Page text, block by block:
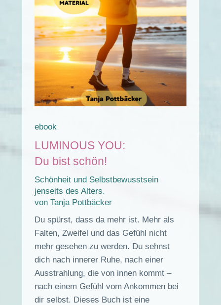
ebook
LUMINOUS YOU:
Du bist schön!
Schönheit und Selbstbewusstsein
jenseits des Alters.
von Tanja Pottbäcker
Du spürst, dass da mehr ist. Mehr als
Falten, Zweifel und das Gefühl nicht
mehr gesehen zu werden. Du sehnst
dich nach innerer Ruhe, nach einer
Ausstrahlung, die von innen kommt –
nach einem Gefühl vom Ankommen bei
dir selbst. Dieses Buch ist eine